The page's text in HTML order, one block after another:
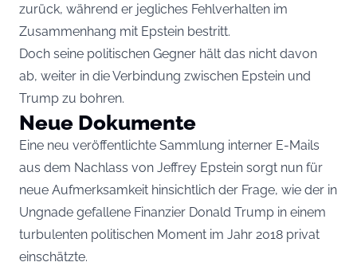
zurück, während er jegliches Fehlverhalten im
Zusammenhang mit Epstein bestritt.
Doch seine politischen Gegner hält das nicht davon
ab, weiter in die Verbindung zwischen Epstein und
Trump zu bohren.
Neue Dokumente
Eine neu veröffentlichte Sammlung interner E-Mails
aus dem Nachlass von Jeffrey Epstein sorgt nun für
neue Aufmerksamkeit hinsichtlich der Frage, wie der in
Ungnade gefallene Finanzier Donald Trump in einem
turbulenten politischen Moment im Jahr 2018 privat
einschätzte.